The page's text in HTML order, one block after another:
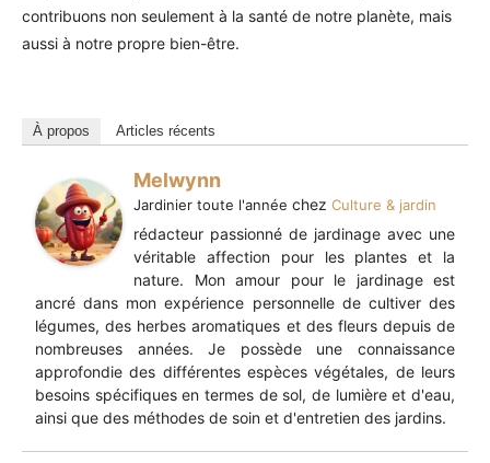
contribuons non seulement à la santé de notre planète, mais
aussi à notre propre bien-être.
À propos Articles récents
Melwynn
Jardinier toute l'année chez Culture & jardin
rédacteur passionné de jardinage avec une
véritable affection pour les plantes et la
nature. Mon amour pour le jardinage est
ancré dans mon expérience personnelle de cultiver des
légumes, des herbes aromatiques et des fleurs depuis de
nombreuses années. Je possède une connaissance
approfondie des différentes espèces végétales, de leurs
besoins spécifiques en termes de sol, de lumière et d'eau,
ainsi que des méthodes de soin et d'entretien des jardins.